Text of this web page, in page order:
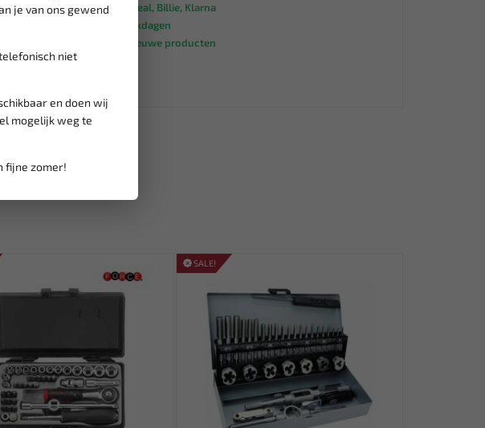
je van ons gewend
niet
en doen wij
mogelijk weg te
fijne zomer!
online betalen met o.a. iDeal, Billie, Klarna
gemiddeld 1-3 werkdagen
wekelijks nieuwe producten
verzendkosten NL
SALE!